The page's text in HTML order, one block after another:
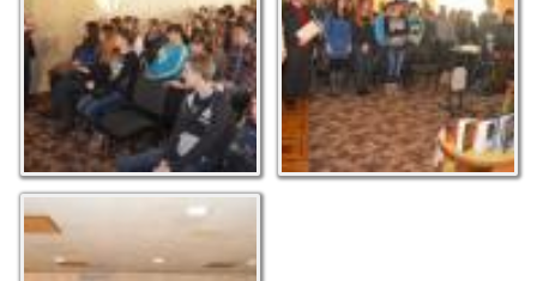
Аудиторія заходу